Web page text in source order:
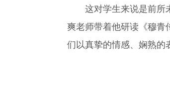
这对学生来说是前所未
爽老师带着他研读《穆
们以真挚的情感、娴熟的